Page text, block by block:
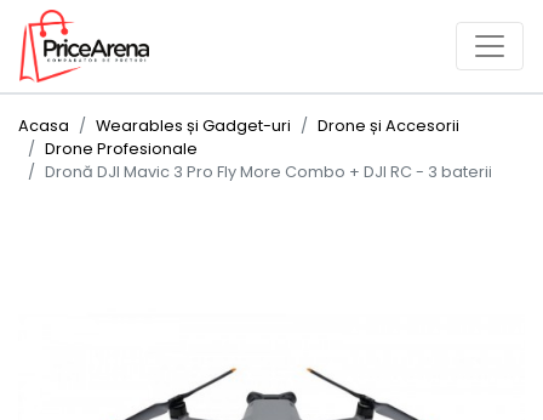
Acasa Wearables și Gadget-uri
Drone și Accesorii
Drone Profesionale
Dronă DJI Mavic 3 Pro Fly More Combo + DJI RC - 3 baterii